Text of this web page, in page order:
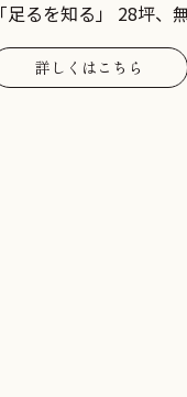
「足るを知る」 28坪、
詳しくはこちら